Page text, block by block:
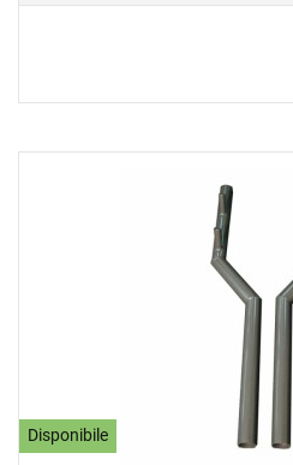
Disponibile